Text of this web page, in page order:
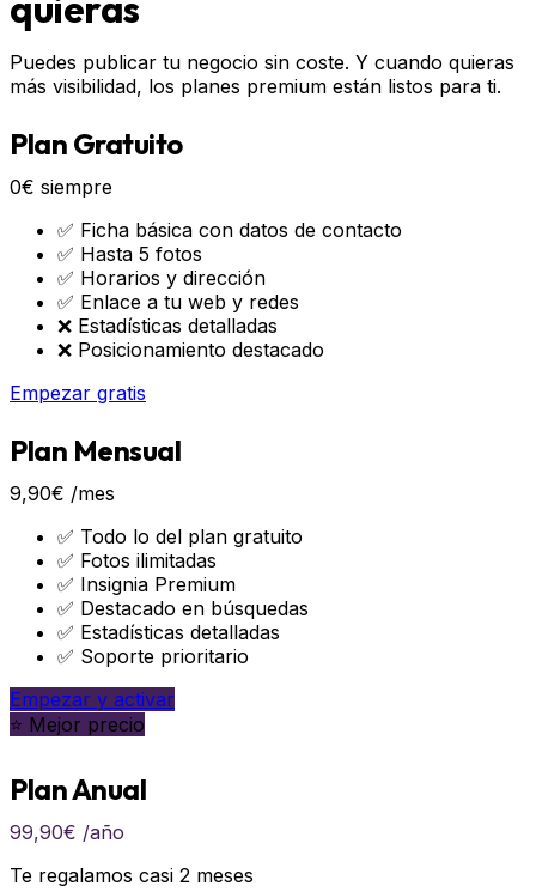
Puedes publicar tu negocio sin coste. Y cuando quieras
más visibilidad, los planes premium están listos para ti.
Plan Gratuito
0€ siempre
✅ Ficha básica con datos de contacto
✅ Hasta 5 fotos
✅ Horarios y dirección
✅ Enlace a tu web y redes
❌ Estadísticas detalladas
❌ Posicionamiento destacado
Empezar gratis
Plan Mensual
9,90€ /mes
✅ Todo lo del plan gratuito
✅ Fotos ilimitadas
✅ Insignia Premium
✅ Destacado en búsquedas
✅ Estadísticas detalladas
✅ Soporte prioritario
Empezar y activar
⭐ Mejor precio
Plan Anual
99,90€ /año
Te regalamos casi 2 meses